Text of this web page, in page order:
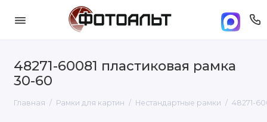
48271-60081 пластиковая рамка
30-60
Главная Рамки для картин Нестандартные рамки 48271-